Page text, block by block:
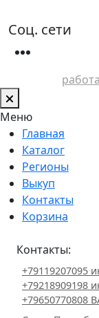
Соц. сети
Меню
Главная
Каталог
Регионы
Выкуп
Контакты
Корзина
Контакты:
+79119207095
+79218909198
+79650770808